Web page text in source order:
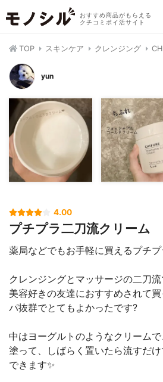
おすすめ商品がもらえる
クチコミポイ活サイト
TOP スキンケア クレンジング
yun
4.00
プチプラ二刀流クリーム
薬局などでもお手軽に買えるプチ
クレンジングとマッサージの二刀
美容好きの友達におすすめされて
パ抜群でとてもよかったです?
中はヨーグルトのようなクリーム
塗って、しばらく置いたら流すだ
できます✨